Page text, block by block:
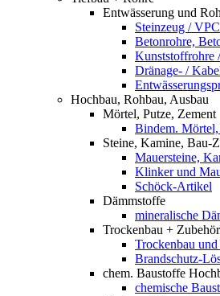
Entwässerung und
Steinzeug /
Betonrohre,
Kunststoffrohre
Dränage- /
Hochbau, Rohbau, Ausbau
Mörtel, Putze, Zement
Bindem.
Steine, Kamine, Bau-
Mauersteine,
Klinker und
Schöck-Artikel
Dämmstoffe
mineralische
Trockenbau + Zubehör
Trockenbau
Brandschutz-
chem. Baustoffe
chemische